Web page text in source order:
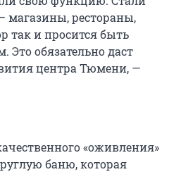
рестораны,
так и просится быть
Это обязательно даст
центра Тюмени, —
«оживления»
баню, которая